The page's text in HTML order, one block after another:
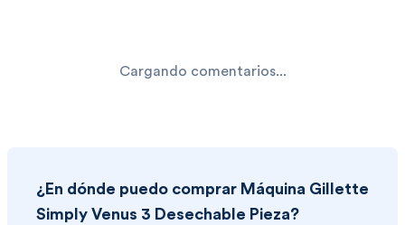
Cargando comentarios...
¿En dónde puedo comprar Máquina Gillette
Simply Venus 3 Desechable Pieza?